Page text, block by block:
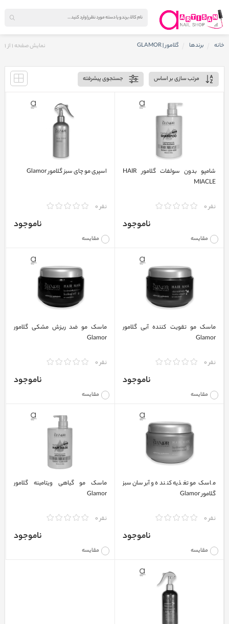
خانه برندها گلامور | GLAMOR نمایش صفحه 1از1
مرتب سازی بر اساس جستجوی پیشرفته
شامپو بدون سولفات گلامور HAIR
MIACLE
نفر 0
مقایسه
ناموجود
اسپری مو چای سبز گلامور Glamor
نفر 0
مقایسه
ناموجود
ماسک مو تقویت کننده آبی گلامور
Glamor
نفر 0
مقایسه
ناموجود
ماسک مو ضد ریزش مشکی گلامور
Glamor
نفر 0
مقایسه
ناموجود
ماسک مو تغذیه کننده و آبرسان سبز
گلامور Glamor
نفر 0
مقایسه
ناموجود
ماسک مو گیاهی ویتامینه گلامور
Glamor
نفر 0
مقایسه
ناموجود